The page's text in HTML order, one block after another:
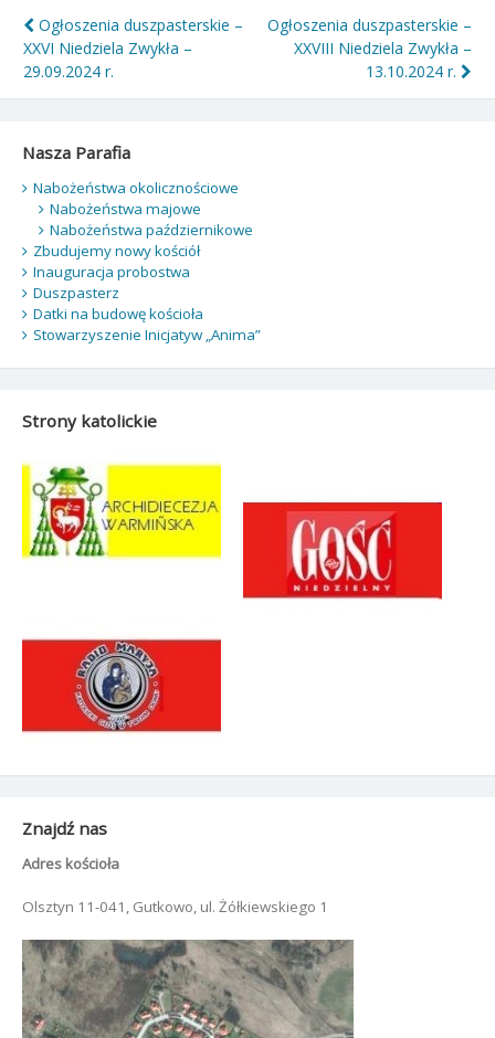
Nawigacja
wpisu
Ogłoszenia duszpasterskie –
XXVI Niedziela Zwykła –
29.09.2024 r.
Ogłoszenia duszpasterskie –
XXVIII Niedziela Zwykła –
13.10.2024 r.
Nasza Parafia
Nabożeństwa okolicznościowe
Nabożeństwa majowe
Nabożeństwa październikowe
Zbudujemy nowy kościół
Inauguracja probostwa
Duszpasterz
Datki na budowę kościoła
Stowarzyszenie Inicjatyw „Anima”
Strony katolickie
Znajdź nas
Adres kościoła
Olsztyn 11-041, Gutkowo, ul. Żółkiewskiego 1